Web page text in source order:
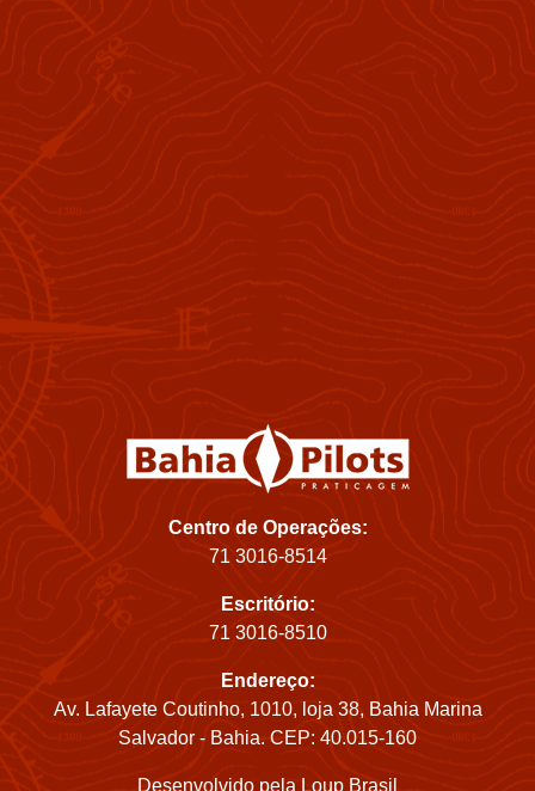
Centro de Operações:
71 3016-8514
Escritório:
71 3016-8510
Endereço:
Av. Lafayete Coutinho, 1010, loja 38, Bahia Marina
Salvador - Bahia. CEP: 40.015-160
Desenvolvido pela Loup Brasil